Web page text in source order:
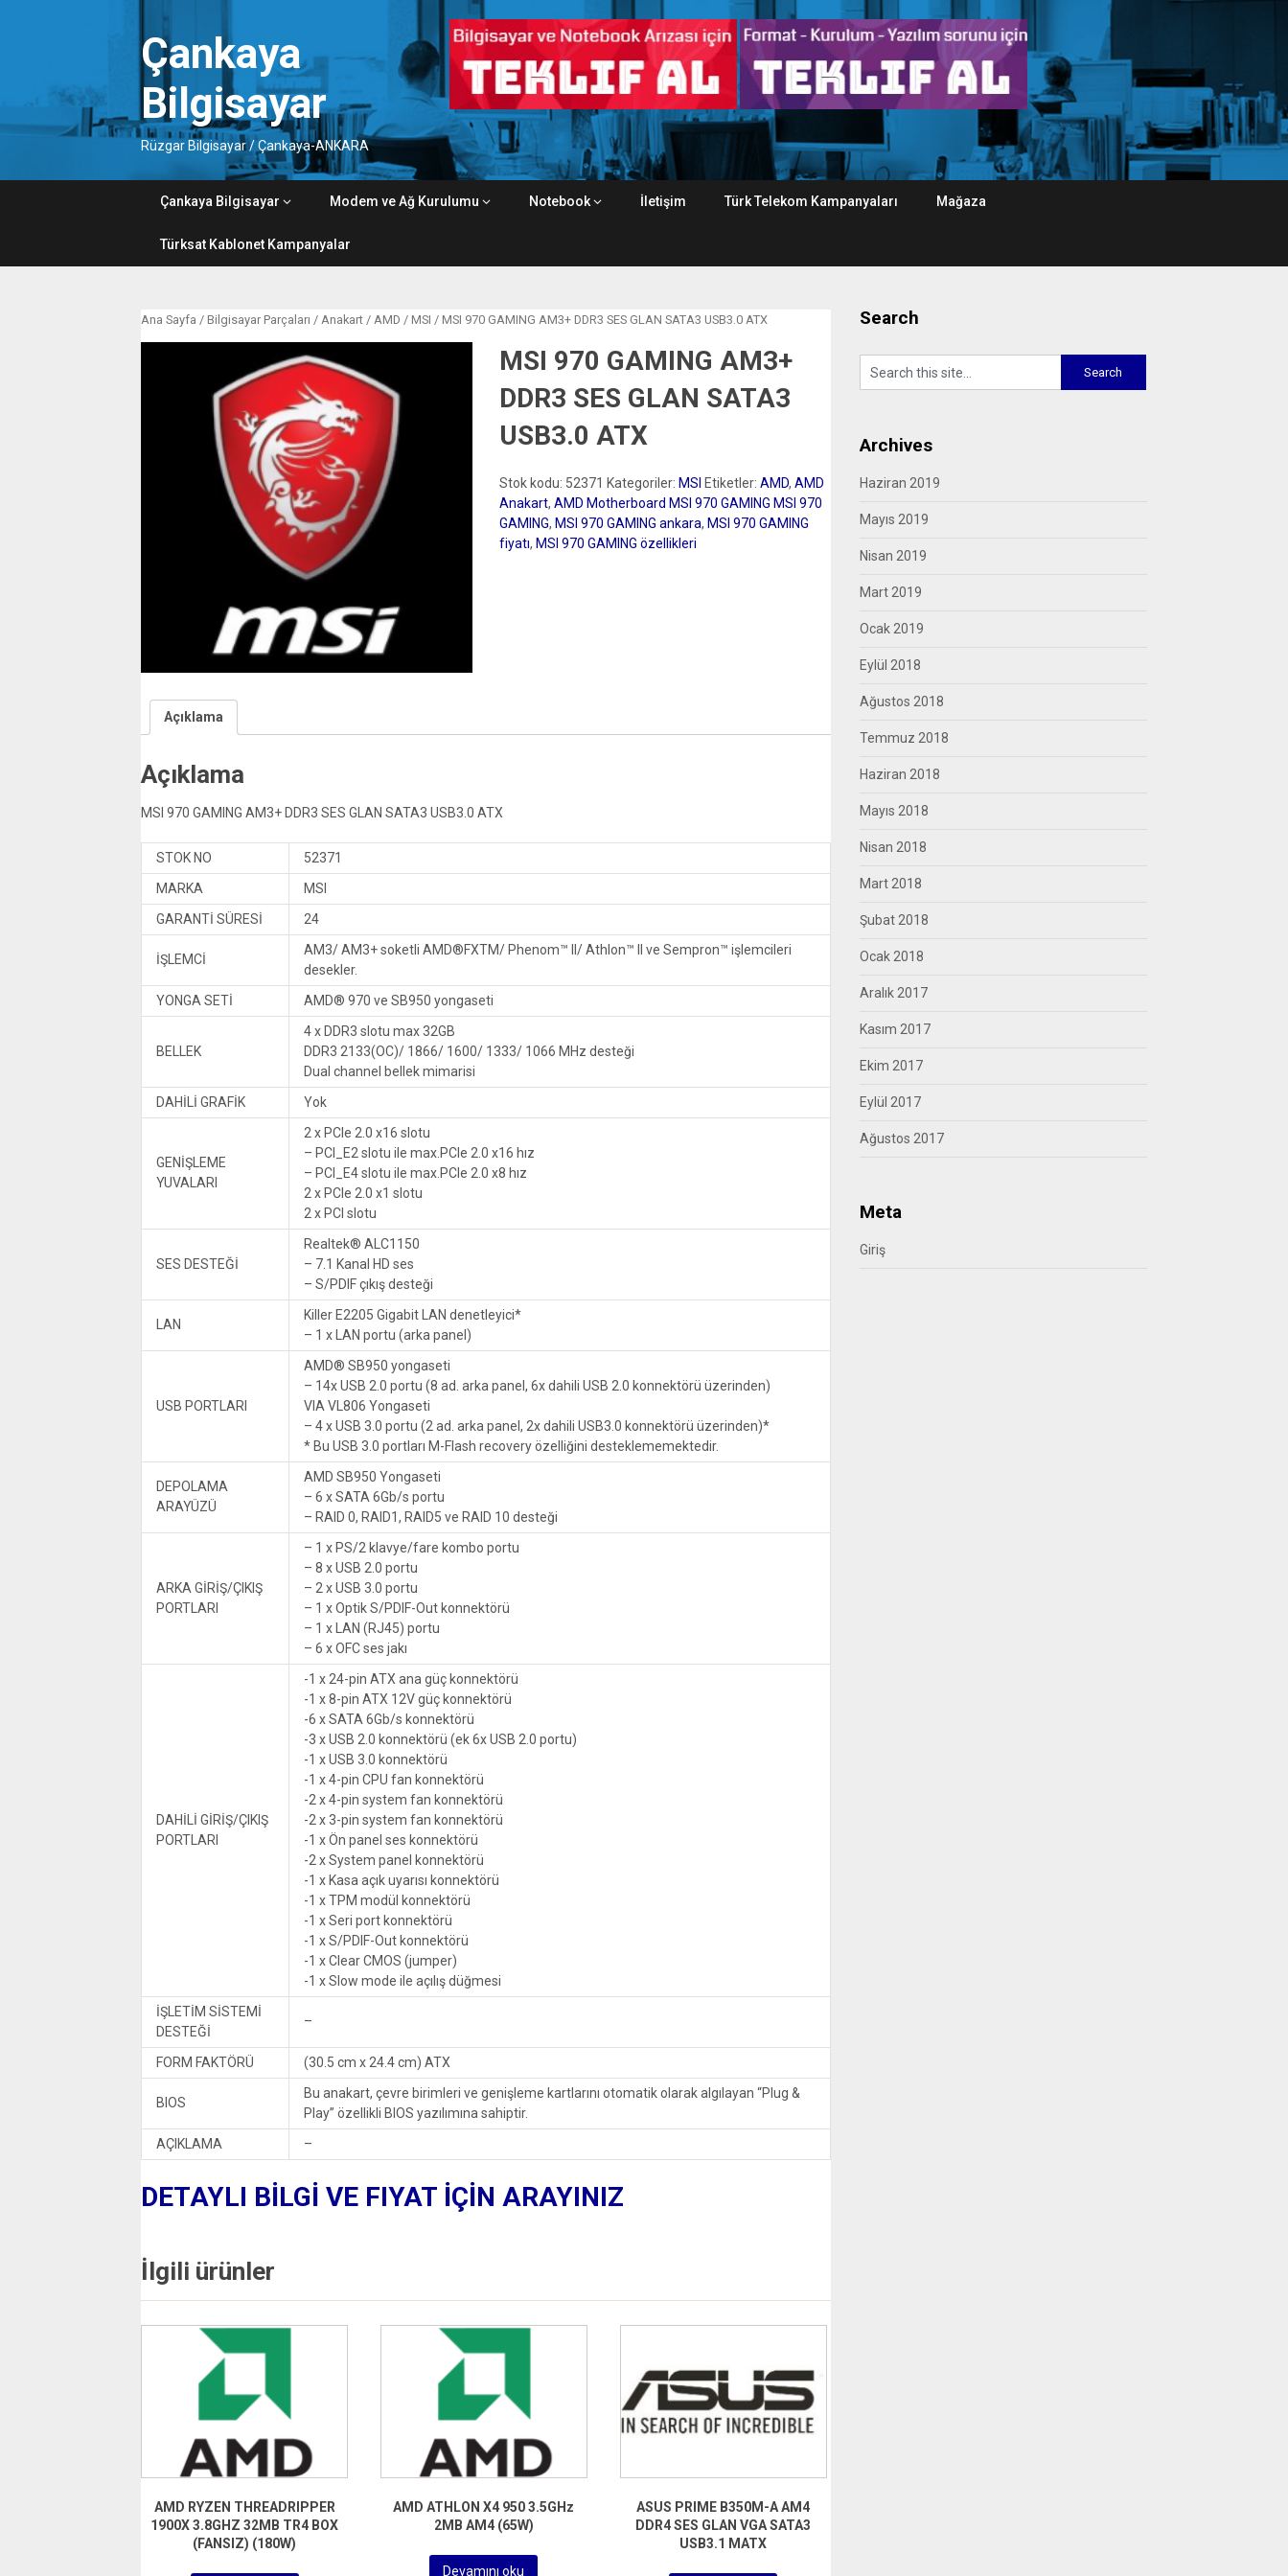
Çankaya
Bilgisayar
Rüzgar Bilgisayar / Çankaya-ANKARA
Çankaya Bilgisayar Modem ve Ağ Kurulumu Notebook İletişim Türk Telekom Kampanyaları Mağaza
Türksat Kablonet Kampanyalar
Ana Sayfa / Bilgisayar Parçaları / Anakart / AMD / MSI / MSI 970 GAMING AM3+ DDR3 SES GLAN SATA3 USB3.0 ATX
MSI 970 GAMING AM3+
DDR3 SES GLAN SATA3
USB3.0 ATX
Stok kodu: 52371 Kategoriler: MSI Etiketler:AMD,AMD
Anakart,AMD Motherboard MSI 970 GAMING MSI 970
GAMING, MSI 970 GAMING ankara, MSI 970 GAMING
fiyatı, MSI 970 GAMING özellikleri
Açıklama
Açıklama
MSI 970 GAMING AM3+ DDR3 SES GLAN SATA3 USB3.0 ATX
STOK NO
52371
MARKA
MSI
GARANTİ SÜRESİ
24
İŞLEMCİ
AM3/ AM3+ soketli AMD®FXTM/ Phenom™ II/ Athlon™ II ve Sempron™ işlemcileri
desekler.
YONGA SETİ
AMD® 970 ve SB950 yongaseti
BELLEK
4 x DDR3 slotu max 32GB
DDR3 2133(OC)/ 1866/ 1600/ 1333/ 1066 MHz desteği
Dual channel bellek mimarisi
DAHİLİ GRAFİK
Yok
GENİŞLEME
YUVALARI
2 x PCIe 2.0 x16 slotu
– PCI_E2 slotu ile max.PCIe 2.0 x16 hız
– PCI_E4 slotu ile max.PCIe 2.0 x8 hız
2 x PCIe 2.0 x1 slotu
2 x PCI slotu
SES DESTEĞİ
Realtek® ALC1150
– 7.1 Kanal HD ses
– S/PDIF çıkış desteği
LAN
Killer E2205 Gigabit LAN denetleyici*
– 1 x LAN portu (arka panel)
USB PORTLARI
AMD® SB950 yongaseti
– 14x USB 2.0 portu (8 ad. arka panel, 6x dahili USB 2.0 konnektörü üzerinden)
VIA VL806 Yongaseti
– 4 x USB 3.0 portu (2 ad. arka panel, 2x dahili USB3.0 konnektörü üzerinden)*
* Bu USB 3.0 portları M-Flash recovery özelliğini desteklememektedir.
DEPOLAMA
ARAYÜZÜ
AMD SB950 Yongaseti
– 6 x SATA 6Gb/s portu
– RAID 0, RAID1, RAID5 ve RAID 10 desteği
ARKA GİRİŞ/ÇIKIŞ
PORTLARI
– 1 x PS/2 klavye/fare kombo portu
– 8 x USB 2.0 portu
– 2 x USB 3.0 portu
– 1 x Optik S/PDIF-Out konnektörü
– 1 x LAN (RJ45) portu
– 6 x OFC ses jakı
DAHİLİ GİRİŞ/ÇIKIŞ
PORTLARI
-1 x 24-pin ATX ana güç konnektörü
-1 x 8-pin ATX 12V güç konnektörü
-6 x SATA 6Gb/s konnektörü
-3 x USB 2.0 konnektörü (ek 6x USB 2.0 portu)
-1 x USB 3.0 konnektörü
-1 x 4-pin CPU fan konnektörü
-2 x 4-pin system fan konnektörü
-2 x 3-pin system fan konnektörü
-1 x Ön panel ses konnektörü
-2 x System panel konnektörü
-1 x Kasa açık uyarısı konnektörü
-1 x TPM modül konnektörü
-1 x Seri port konnektörü
-1 x S/PDIF-Out konnektörü
-1 x Clear CMOS (jumper)
-1 x Slow mode ile açılış düğmesi
İŞLETİM SİSTEMİ
DESTEĞİ
–
FORM FAKTÖRÜ (30.5 cm x 24.4 cm) ATX
BIOS
Bu anakart, çevre birimleri ve genişleme kartlarını otomatik olarak algılayan “Plug &
Play” özellikli BIOS yazılımına sahiptir.
AÇIKLAMA
–
DETAYLI BİLGİ VE FIYAT İÇİN ARAYINIZ
İlgili ürünler
AMD RYZEN THREADRIPPER
1900X 3.8GHZ 32MB TR4 BOX
(FANSIZ) (180W)
AMD ATHLON X4 950 3.5GHz
2MB AM4 (65W)
Devamını oku
ASUS PRIME B350M-A AM4
DDR4 SES GLAN VGA SATA3
USB3.1 MATX
Search
Archives
Haziran 2019
Mayıs 2019
Nisan 2019
Mart 2019
Ocak 2019
Eylül 2018
Ağustos 2018
Temmuz 2018
Haziran 2018
Mayıs 2018
Nisan 2018
Mart 2018
Şubat 2018
Ocak 2018
Aralık 2017
Kasım 2017
Ekim 2017
Eylül 2017
Ağustos 2017
Meta
Giriş